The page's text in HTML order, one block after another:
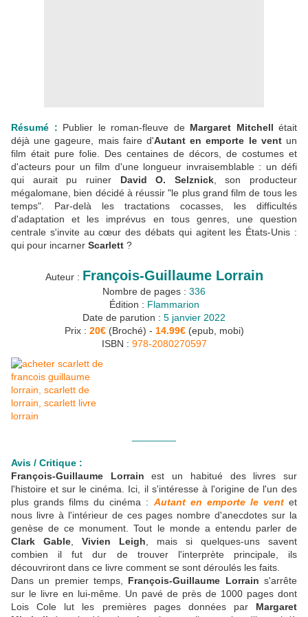
Résumé : Publier le roman-fleuve de Margaret Mitchell était
déjà une gageure, mais faire d'Autant en emporte le ventun
film était pure folie. Des centaines de décors, de costumes et
d'acteurs pour un film d'une longueur invraisemblable : un défi
qui aurait pu ruiner David O. Selznick, son producteur
mégalomane, bien décidé à réussir "le plus grand film de tous les
temps". Par-delà les tractations cocasses, les difficultés
d'adaptation et les imprévus en tous genres, une question
centrale s'invite au cœur des débats qui agitent les États-Unis :
qui pour incarner Scarlett ?
Auteur : François-Guillaume Lorrain
Nombre de pages : 336
Édition : Flammarion
Date de parution : 5 janvier 2022
Prix : 20€(Broché) - 14.99€(epub, mobi)
ISBN : 978-2080270597
Avis / Critique :
François-Guillaume Lorrain est un habitué des livres sur
l'histoire et sur le cinéma. Ici, il s'intéresse à l'origine de l'un des
plus grands films du cinéma : Autant en emporte le ventet
nous livre à l'intérieur de ces pages nombre d'anecdotes sur la
genèse de ce monument. Tout le monde a entendu parler de
Clark Gable
Vivien Leigh , mais si quelques-uns savent
combien il fut dur de trouver l'interprète principale, ils
découvriront dans ce livre comment se sont déroulés les faits.
Dans un premier temps, François-Guillaume Lorrain s'arrête
sur le livre en lui-même. Un pavé de près de 1000 pages dont
Lois Cole lut les premières pages données par Margaret